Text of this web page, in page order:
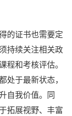
的证书也需要定
持续关注相关政
程和考核评估。
处于最新状态，
自我价值。同
拓展视野、丰富